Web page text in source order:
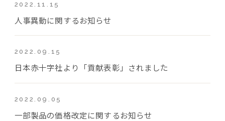
2022.11.15
人事異動に関するお知らせ
2022.09.15
日本赤十字社より「貢献表彰」されました
2022.09.05
一部製品の価格改定に関するお知らせ